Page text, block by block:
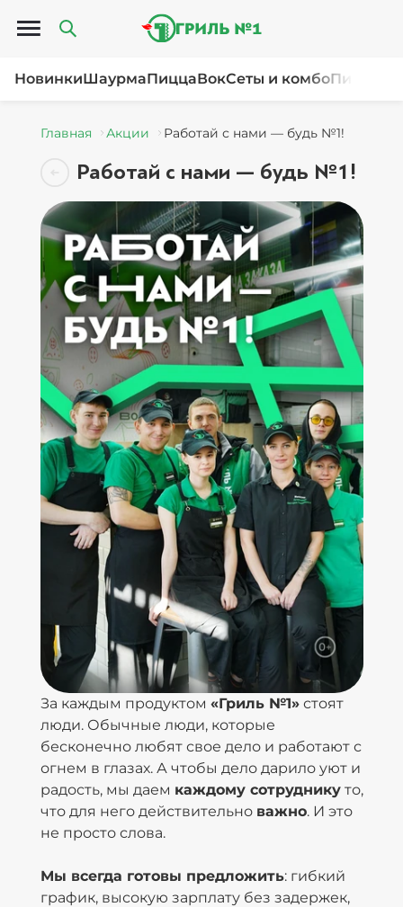
Открыть меню
НовинкиШаурмаПиццаВокСеты и комбоПироги
Главная Акции Работай с нами — будь №1!
Работай с нами — будь №1!
За каждым продуктом «Гриль №1»стоят
люди. Обычные люди, которые
бесконечно любят свое дело и работают с
огнем в глазах. А чтобы дело дарило уют и
радость, мы даем каждому сотрудникуто,
что для него действительно важно. И это
не просто слова.
Мы всегда готовы предложить: гибкий
график, высокую зарплату без задержек,